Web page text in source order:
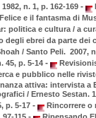
n. 1, p. 162-169 -
e il fantasma di
politica e cultura / a
degli ebrei da parte dei
/ Santo Peli. 2007,
45, p. 5-14 -
e pubblico nelle
attiva: intervista a
/ Ernesto Sestan.
p. 5-17 -
Rincorrere o